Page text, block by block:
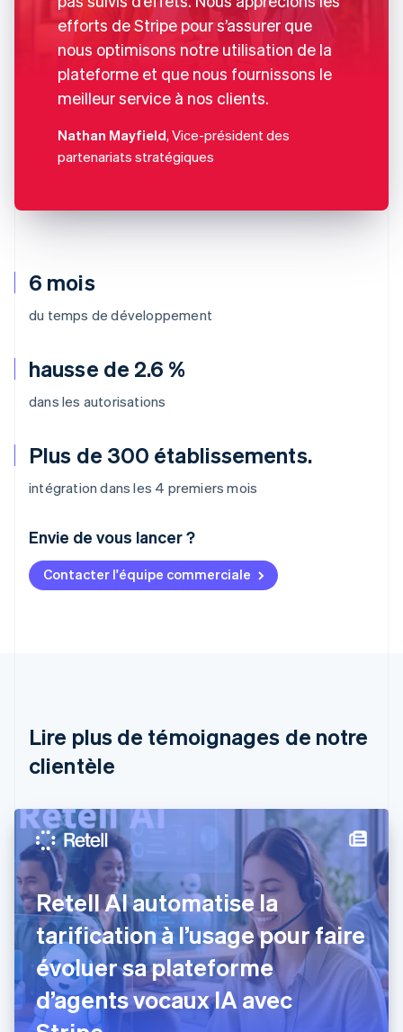
6 mois
du temps de développement
hausse de 2.6 %
dans les autorisations
Plus de 300 établissements.
intégration dans les 4 premiers mois
Envie de vous lancer ?
Contacter l'équipe commerciale
efforts de Stripe pour s’assurer que
nous optimisons notre utilisation de la
plateforme et que nous fournissons le
meilleur service à nos clients.
Nathan Mayfield, Vice-président des
partenariats stratégiques
Lire plus de témoignages de notre
clientèle
Retell AI automatise la
tarification à l’usage pour faire
évoluer sa plateforme
d’agents vocaux IA avec
Allemagne
Brésil
PortuguêsEnglish
Bulgarie
English Français
Chine continentale
简体中文 English
Chypre
English
Croatie
EnglishItaliano
Danemark
English
Émirats arabes unis
English
Espagne